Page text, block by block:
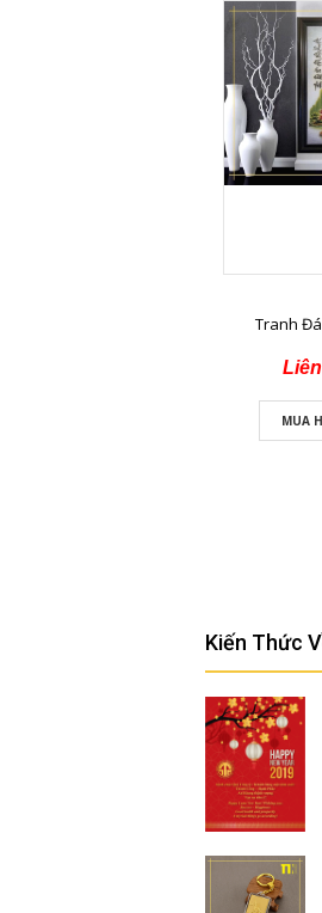
Tranh
MUA
Kiến Thức